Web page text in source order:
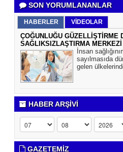
SON YORUMLANANLAR
HABERLER VİDEOLAR
ÇOĞUNLUĞU GÜZELLİŞTİRME
SAĞLIKSIZLAŞTIRMA MERKEZİ
İnsan
sayılmasıda
gelen
HABER ARŞİVİ
GAZETEMİZ